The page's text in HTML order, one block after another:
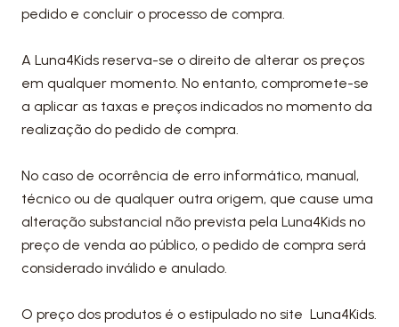
pedido e concluir o processo de compra.
A Luna4Kids reserva-se o direito de alterar os preços
em qualquer momento. No entanto, compromete-se
a aplicar as taxas e preços indicados no momento da
realização do pedido de compra.
No caso de ocorrência de erro informático, manual,
técnico ou de qualquer outra origem, que cause uma
alteração substancial não prevista pela Luna4Kids no
preço de venda ao público, o pedido de compra será
considerado inválido e anulado.
O preço dos produtos é o estipulado no site Luna4Kids.